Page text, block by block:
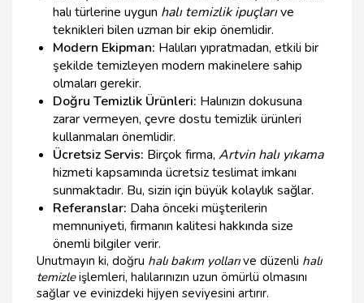
halı türlerine uygun halı temizlik ipuçlarıve
teknikleri bilen uzman bir ekip önemlidir.
Modern Ekipman: Halıları yıpratmadan, etkili bir
şekilde temizleyen modern makinelere sahip
olmaları gerekir.
Doğru Temizlik Ürünleri: Halınızın dokusuna
zarar vermeyen, çevre dostu temizlik ürünleri
kullanmaları önemlidir.
Ücretsiz Servis: Birçok firma, Artvin halı yıkama
hizmeti kapsamında ücretsiz teslimat imkanı
sunmaktadır. Bu, sizin için büyük kolaylık sağlar.
Referanslar: Daha önceki müşterilerin
memnuniyeti, firmanın kalitesi hakkında size
önemli bilgiler verir.
Unutmayın ki, doğru halı bakım yollarıve düzenli halı
temizleişlemleri, halılarınızın uzun ömürlü olmasını
sağlar ve evinizdeki hijyen seviyesini artırır.